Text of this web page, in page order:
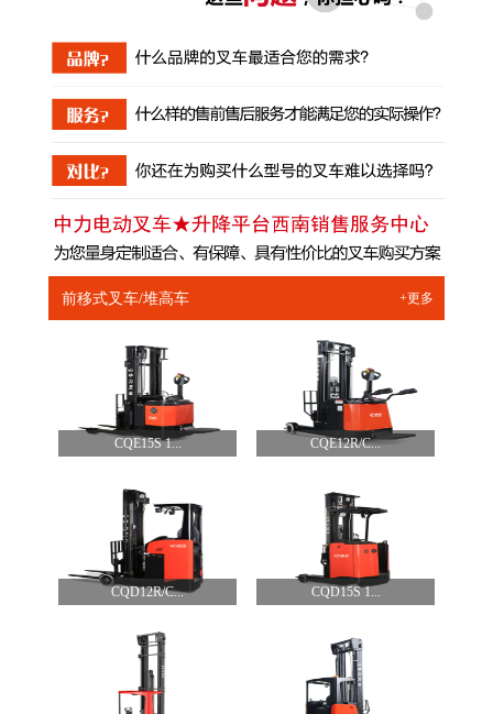
前移式叉车/堆高车 +更多
CQE15S 1... CQE12R/C...
CQD12R/C... CQD15S 1...